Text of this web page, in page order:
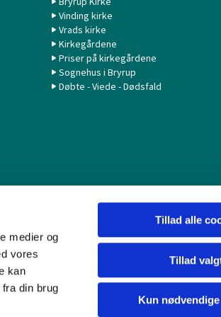
medier og
vores
kan
din brug
Tillad alle
Tillad
Kun
Vinding kirke
Vrads kirke
Kirkegårdene
Priser på kirkegårdene
Sognehus i Bryrup
Døbte - Viede - Dødsfald